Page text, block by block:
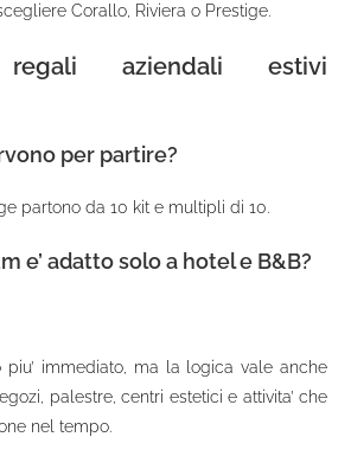
Corallo, Riviera o Prestige.
aziendali estivi
per partire?
partono da 10 kit e multipli di 10.
e’ adatto solo a hotel e B&B?
piu’ immediato, ma la logica vale anche
palestre, centri estetici e attivita’ che
nel tempo.